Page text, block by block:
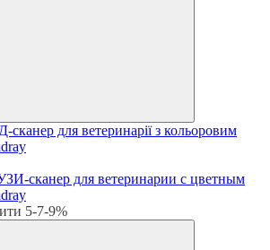
для ветеринарії з кольоровим
5-7-9%